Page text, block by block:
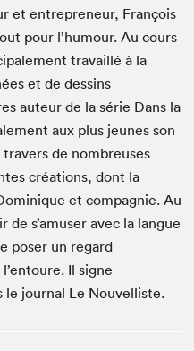
et entrepreneur, François
pour l’humour. Au cours
travaillé à la
et de dessins
auteur de la série Dans la
aux plus jeunes son
de nombreuses
créations, dont la
et compagnie. Au
s’amuser avec la langue
poser un regard
Il signe
le journal Le Nouvelliste.